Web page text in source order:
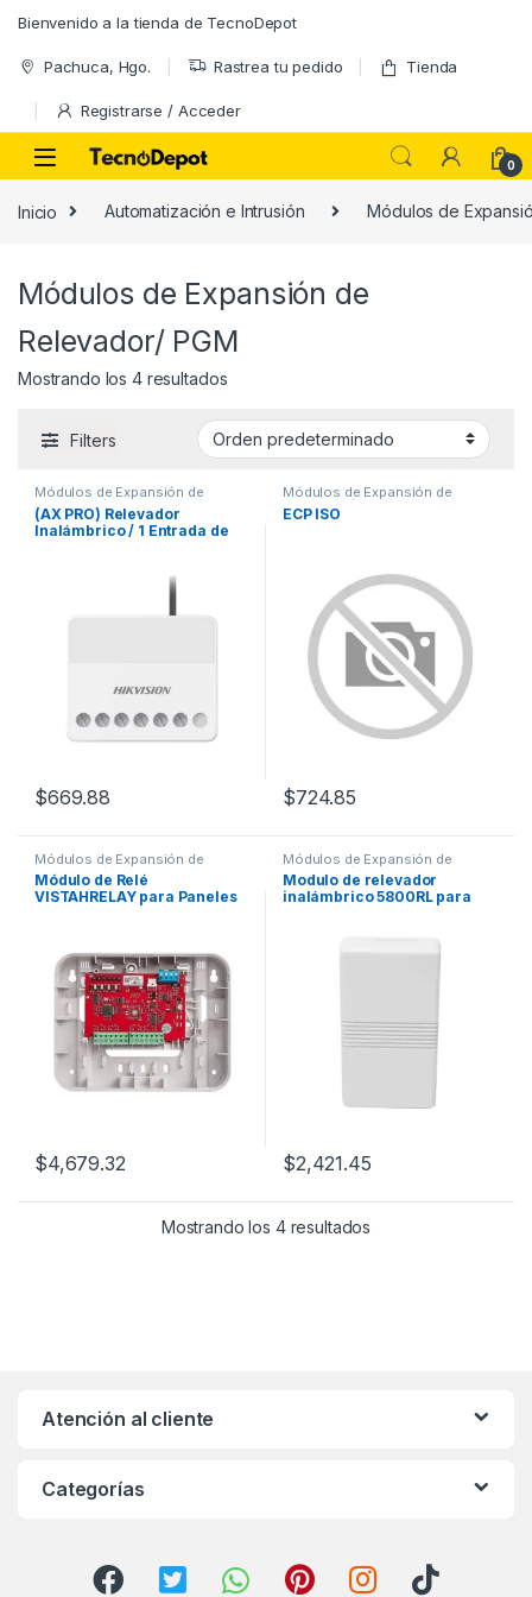
Bienvenido a la tienda de TecnoDepot
Pachuca, Hgo. Rastrea tu pedido Tienda
Registrarse / Acceder
0
Inicio Automatización e Intrusión Módulos de
Módulos de Expansión de
Relevador/ PGM
Mostrando los 4 resultados
Filters
Módulos de Expansión de
Relevador/ PGM
(AX PRO) Relevador
Inalámbrico / 1 Entrada de
$669.88
Módulos de Expansión de
Relevador/ PGM
ECP ISO
$724.85
Módulos de Expansión de
Relevador/ PGM
Módulo de Relé
VISTAHRELAY para Paneles
Manipulación / Compatible
con iBus / NFPA-72 / Rango
de Temperatura 0 a 50°C
$4,679.32
Módulos de Expansión de
Relevador/ PGM
Modulo de relevador
inalámbrico 5800RL para
aplicaciones de activación
$2,421.45
Mostrando los 4 resultados
Atención al cliente
Categorías